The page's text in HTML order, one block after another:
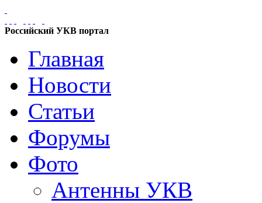
Российский УКВ портал
Главная
Новости
Статьи
Форумы
Фото
Антенны УКВ